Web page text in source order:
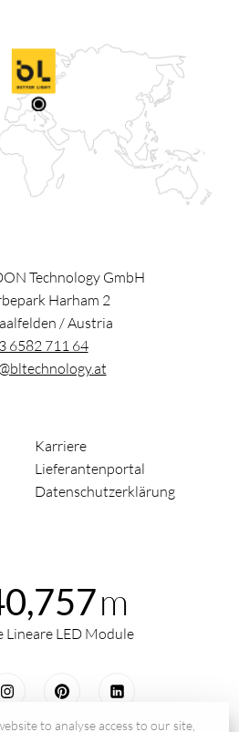
Technology GmbH
Harham 2
/Austria
6582 711 64
Karriere
Lieferantenportal
Datenschutzerklärung
m
Lineare LED Module
to analyse access to our site,